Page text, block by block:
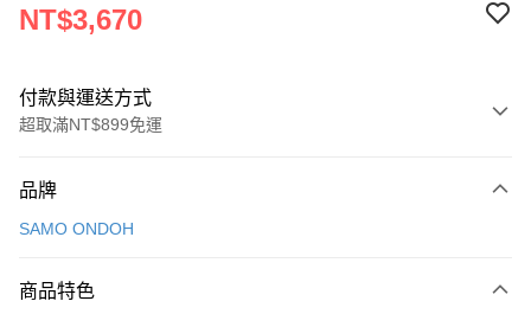
NT$3,670
付款與運送方式
超取滿NT$899免運
信用卡一次付款
6 期 0 利率 每期
品牌
SAMO ONDOH
商品特色